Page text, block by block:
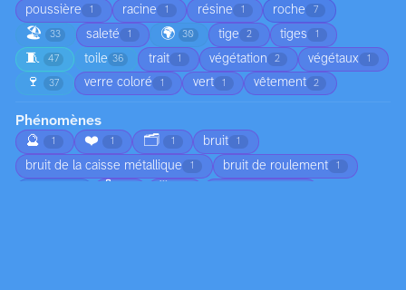
poussière 1 racine 1 résine 1 roche 7
🏖️ 33 saleté 1 🌍 30 tige 2 tiges 1
🧵 47 toile 36 trait 1 végétation 2 végétaux 1
🍷 37 verre coloré 1 vert 1 vêtement 2
Phénomènes
🔮
1 ❤️ 1 🗂️ 1 bruit 1
bruit de la caisse métallique 1 bruit de roulement 1